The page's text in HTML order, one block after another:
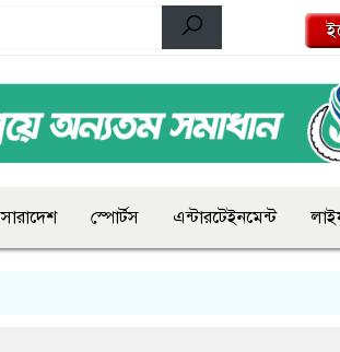
সারাদেশ স্পোর্টস এন্টারটেইনমেন্ট